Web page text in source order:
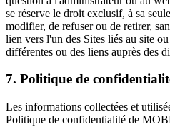
se réserve le droit exclusif, à sa
modifier, de refuser ou de retirer,
lien vers l'un des Sites liés au site
différentes ou des liens auprès des
7. Politique de
Les informations collectées et
Politique de confidentialité de